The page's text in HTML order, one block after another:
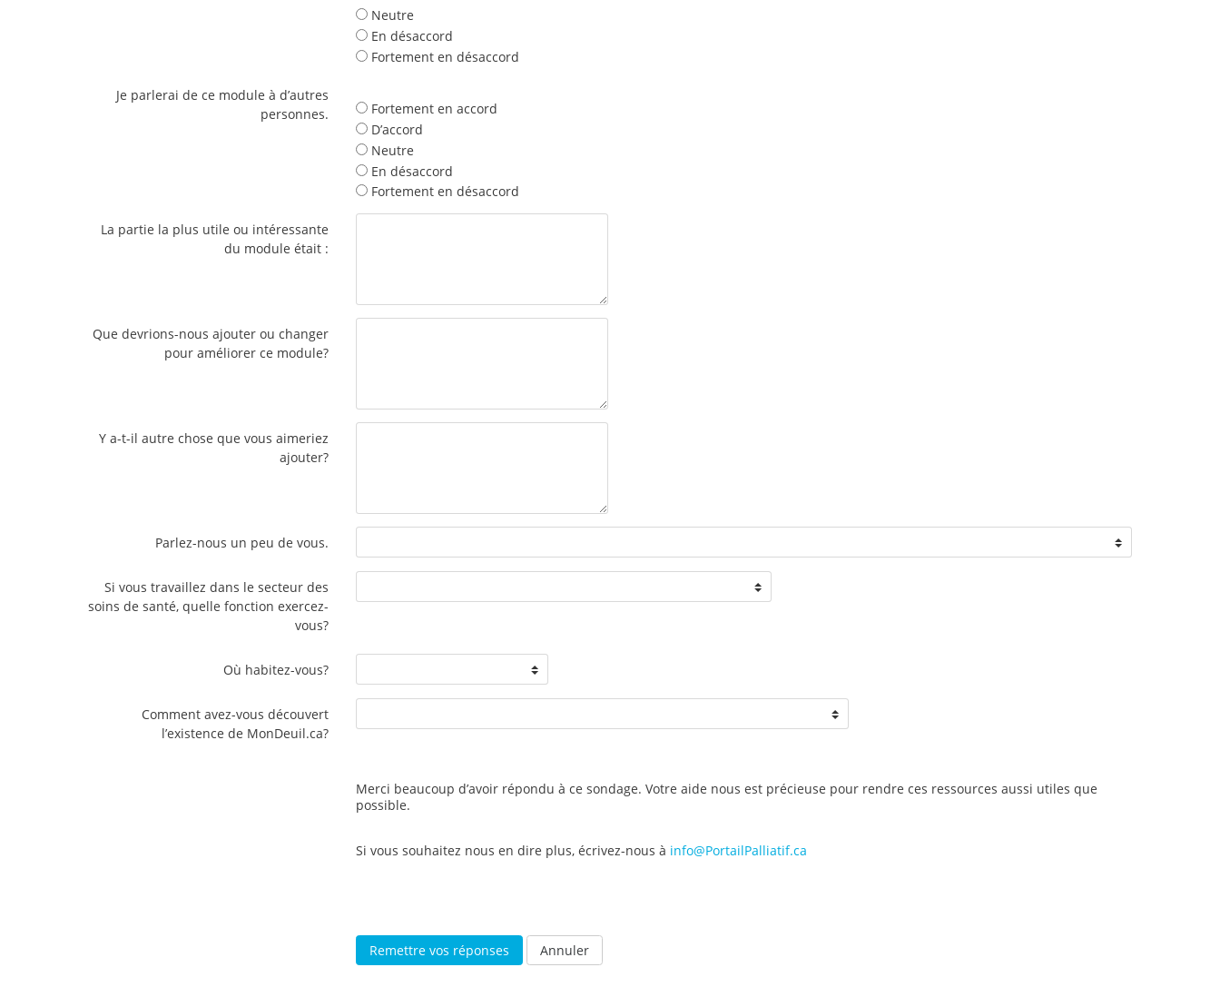
Neutre
En désaccord
Fortement en désaccord
Je parlerai de ce module à d’autres
personnes.
Fortement en accord
D’accord
Neutre
En désaccord
Fortement en désaccord
La partie la plus utile ou intéressante
du module était :
Que devrions-nous ajouter ou changer
pour améliorer ce module?
Y a-t-il autre chose que vous aimeriez
ajouter?
Parlez-nous un peu de vous.
Si vous travaillez dans le secteur des
soins de santé, quelle fonction exercez-
vous?
Où habitez-vous?
Comment avez-vous découvert
l’existence de MonDeuil.ca?
Merci beaucoup d’avoir répondu à ce sondage. Votre aide nous est précieuse pour rendre ces ressources aussi utiles que
possible.
Si vous souhaitez nous en dire plus, écrivez-nous à info@PortailPalliatif.ca
Annuler